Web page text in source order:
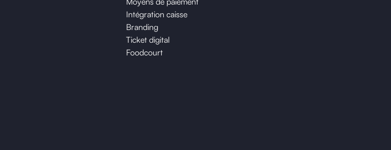
Intégration caisse
Branding
Ticket digital
Foodcourt